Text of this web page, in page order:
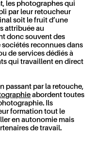
les photographes qui
par leur retoucheur
soit le fruit d’une
attribuée au
donc souvent des
sociétés reconnues dans
de services dédiés à
qui travaillent en direct
passant par la retouche,
abordent toutes
Ils
formation tout le
en autonomie mais
de travail.